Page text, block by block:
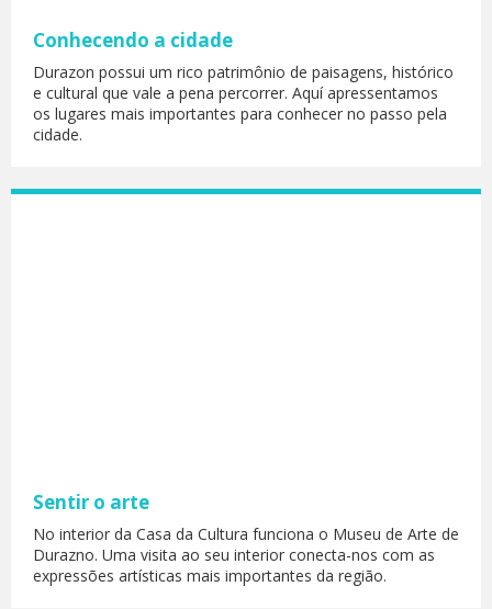
Conhecendo a cidade
Durazon possui um rico patrimônio de paisagens, histórico
e cultural que vale a pena percorrer. Aquí apressentamos
os lugares mais importantes para conhecer no passo pela
cidade.
Sentir o arte
No interior da Casa da Cultura funciona o Museu de Arte de
Durazno. Uma visita ao seu interior conecta-nos com as
expressões artísticas mais importantes da região.